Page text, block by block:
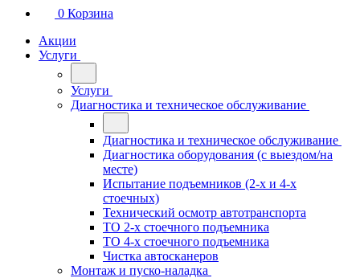
0 Корзина
Акции
Услуги
Услуги
Диагностика и техническое обслуживание
Диагностика и техническое обслуживание
Диагностика оборудования (с выездом/на
месте)
Испытание подъемников (2-х и 4-х
стоечных)
Технический осмотр автотранспорта
ТО 2-х стоечного подъемника
ТО 4-х стоечного подъемника
Чистка автосканеров
Монтаж и пуско-наладка